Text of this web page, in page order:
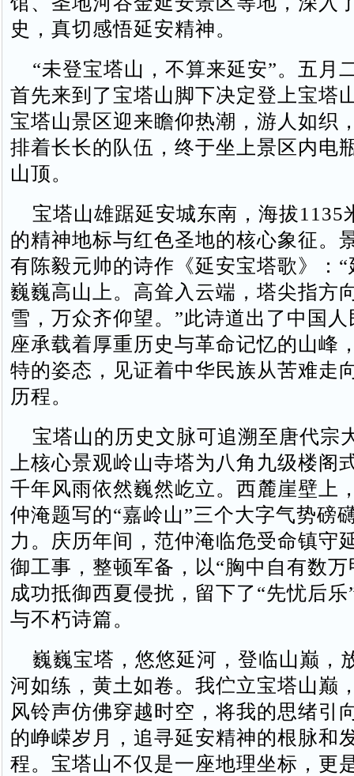
史，真切感悟延安精神。
“未登宝塔山，不算来延安”。五月
首先来到了宝塔山脚下决定登上宝塔
宝塔山景区迎来瞻仰热潮，游人如织
排着长长的队伍，终于坐上景区内电
山顶。
宝塔山雄踞延安城东南，海拔1135
的精神地标与红色圣地的核心象征‌‌。
有陈毅元帅的诗作《延安宝塔歌》：
巍巍高山上。高耸入云端，塔尖指方
雪，万众齐仰望。”此诗道出了中国
座承载着厚重历史与革命记忆的山峰
特的姿态，见证着中华民族从苦难走
历程。
宝塔山的历史文脉可追溯至唐代宗
上核心景观岭山寺塔为八角九级楼阁
千年风雨依然巍然屹立‌‌。西麓崖壁上
仲淹题写的“嘉岭山”三个大字气势磅
力‌‌。庆历年间，范仲淹临危受命镇守
御工事，整顿军备，以“胸中自有数万
成功抵御西夏侵扰，留下了“先忧后
与不朽诗篇‌‌。
巍巍宝塔，悠悠延河，登临山巅，
河如练，黄土如卷。我伫立宝塔山巅
风铃声仿佛穿越时空，将我的思绪引
的峥嵘岁月，追寻延安精神的根脉和
程。宝塔山不仅是一座地理坐标，更